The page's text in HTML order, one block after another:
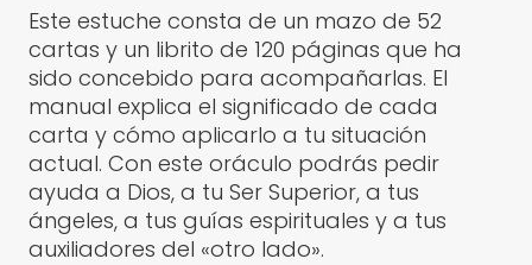
Este estuche consta de un mazo de 52
cartas y un librito de 120 páginas que ha
sido concebido para acompañarlas. El
manual explica el significado de cada
carta y cómo aplicarlo a tu situación
actual. Con este oráculo podrás pedir
ayuda a Dios, a tu Ser Superior, a tus
ángeles, a tus guías espirituales y a tus
auxiliadores del «otro lado».